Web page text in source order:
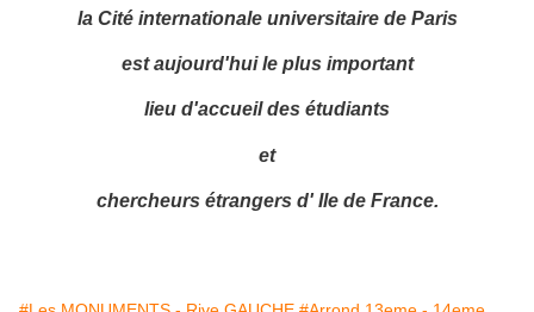
la Cité internationale universitaire de Paris
est aujourd'hui le plus important
lieu d'accueil des étudiants
et
chercheurs étrangers d' Ile de France.